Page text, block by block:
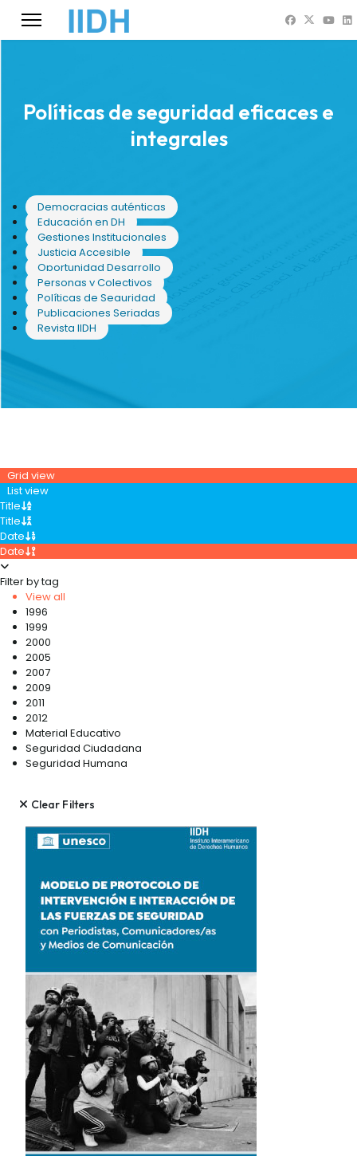
Políticas de seguridad eficaces e
integrales
Democracias auténticas
Educación en DH
Gestiones Institucionales
Justicia Accesible
Oportunidad Desarrollo
Personas y Colectivos
Políticas de Seguridad
Publicaciones Seriadas
Revista IIDH
Grid view
List view
Title
Title
Date
Date
Filter by tag
View all
1996
1999
2000
2005
2007
2009
2011
2012
Material Educativo
Seguridad Ciudadana
Seguridad Humana
Clear Filters